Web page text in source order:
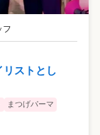
フ
リストとし
まつげパーマ